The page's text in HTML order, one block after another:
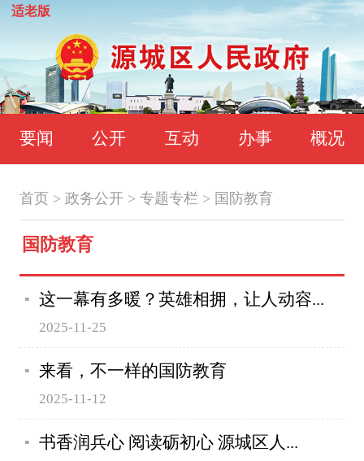
适老版
要闻 公开 互动 办事 概况
首页 > 政务公开> 专题专栏 > 国防教育
国防教育
这一幕有多暖？英雄相拥，让人动容...
2025-11-25
来看，不一样的国防教育
2025-11-12
书香润兵心 阅读砺初心 源城区人...